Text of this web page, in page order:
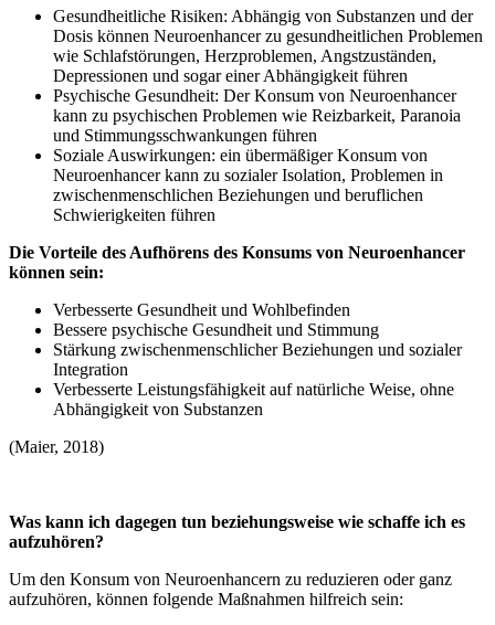
Gesundheitliche Risiken: Abhängig von Substanzen und der
Dosis können Neuroenhancer zu gesundheitlichen Problemen
wie Schlafstörungen, Herzproblemen, Angstzuständen,
Depressionen und sogar einer Abhängigkeit führen
Psychische Gesundheit: Der Konsum von Neuroenhancer
kann zu psychischen Problemen wie Reizbarkeit, Paranoia
und Stimmungsschwankungen führen
Soziale Auswirkungen: ein übermäßiger Konsum von
Neuroenhancer kann zu sozialer Isolation, Problemen in
zwischenmenschlichen Beziehungen und beruflichen
Schwierigkeiten führen
Die Vorteile des Aufhörens des Konsums von Neuroenhancer
können sein:
Verbesserte Gesundheit und Wohlbefinden
Bessere psychische Gesundheit und Stimmung
Stärkung zwischenmenschlicher Beziehungen und sozialer
Integration
Verbesserte Leistungsfähigkeit auf natürliche Weise, ohne
Abhängigkeit von Substanzen
(Maier, 2018)
Was kann ich dagegen tun beziehungsweise wie schaffe ich es
aufzuhören?
Um den Konsum von Neuroenhancern zu reduzieren oder ganz
aufzuhören, können folgende Maßnahmen hilfreich sein: